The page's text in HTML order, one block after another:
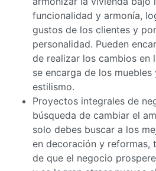
funcionalidad y armonía,
gustos de los clientes y
personalidad. Pueden
de realizar los cambios en
se encarga de los muebles
estilismo.
Proyectos integrales de
búsqueda de cambiar el
solo debes buscar a los
en decoración y reformas,
de que el negocio